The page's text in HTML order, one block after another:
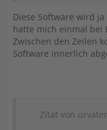
Diese Software wird
hatte mich einmal bei
Zwischen den Zeilen
Software innerlich
Zitat von urvater